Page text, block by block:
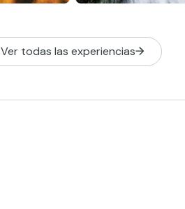
Ver todas las experiencias